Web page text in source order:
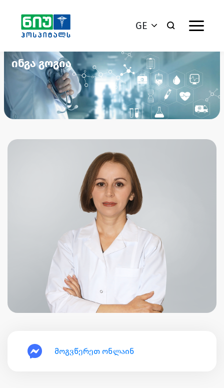
GE
ინგა გოგია
მოგვწერეთ ონლაინ